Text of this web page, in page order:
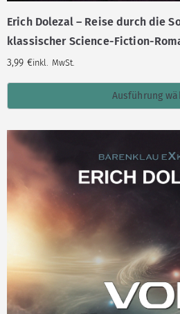
Erich Dolezal – Reise durch die
klassischer Science-Fiction-
3,99 €inkl. MwSt.
Ausführung